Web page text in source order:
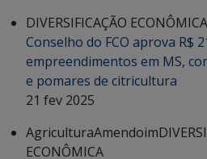
DIVERSIFICAÇÃO ECONÔMICA
Conselho do FCO aprova R$
empreendimentos em MS,
e pomares de citricultura
21 fev 2025
AgriculturaAmendoim
ECONÔMICA